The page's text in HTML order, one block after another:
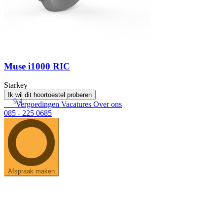
Muse i1000 RIC
Starkey
Ik wil dit hoortoestel proberen
9.4
Vergoedingen Vacatures Over ons
085 - 225 0685
Afspraak maken